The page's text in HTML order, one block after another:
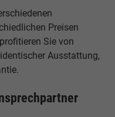
Preisen
Sie von
Ausstattung,